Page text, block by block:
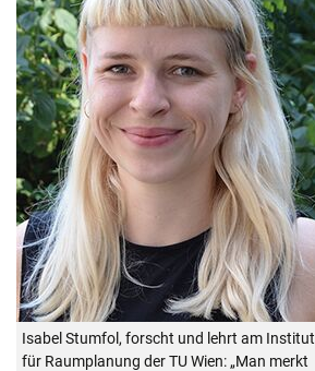
Isabel Stumfol, forscht und lehrt am Institut
für Raumplanung der TU Wien: „Man merkt